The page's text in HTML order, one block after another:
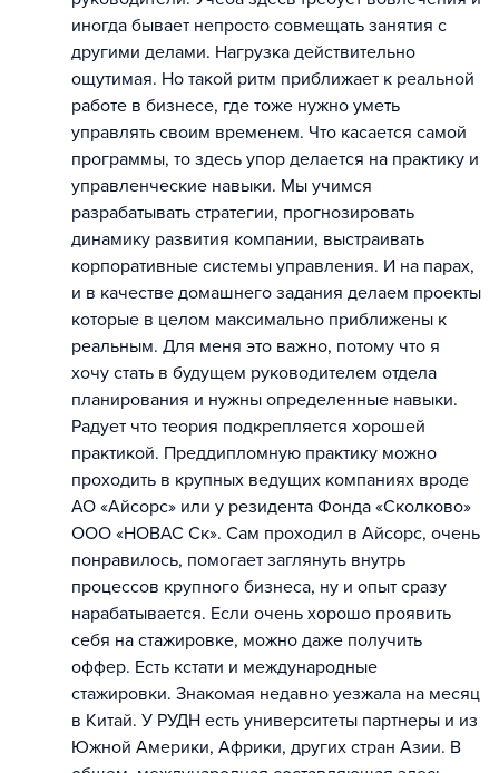
иногда бывает непросто совмещать занятия с
другими делами. Нагрузка действительно
ощутимая. Но такой ритм приближает к реальной
работе в бизнесе, где тоже нужно уметь
управлять своим временем. Что касается самой
программы, то здесь упор делается на практику и
управленческие навыки. Мы учимся
разрабатывать стратегии, прогнозировать
динамику развития компании, выстраивать
корпоративные системы управления. И на парах,
и в качестве домашнего задания делаем проекты
которые в целом максимально приближены к
реальным. Для меня это важно, потому что я
хочу стать в будущем руководителем отдела
планирования и нужны определенные навыки.
Радует что теория подкрепляется хорошей
практикой. Преддипломную практику можно
проходить в крупных ведущих компаниях вроде
АО «Айсорс» или у резидента Фонда «Сколково»
ООО «НОВАС Ск». Сам проходил в Айсорс, очень
понравилось, помогает заглянуть внутрь
процессов крупного бизнеса, ну и опыт сразу
нарабатывается. Если очень хорошо проявить
себя на стажировке, можно даже получить
оффер. Есть кстати и международные
стажировки. Знакомая недавно уезжала на месяц
в Китай. У РУДН есть университеты партнеры и из
Южной Америки, Африки, других стран Азии. В